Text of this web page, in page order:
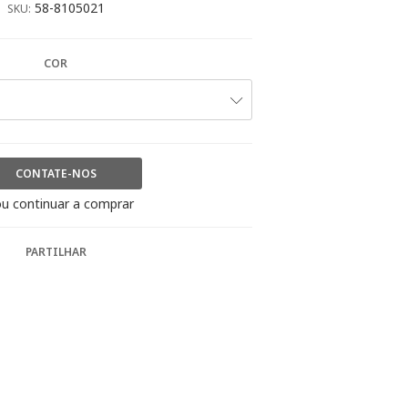
SKU: 58-8105021
COR
CONTATE-NOS
continuar a comprar
PARTILHAR